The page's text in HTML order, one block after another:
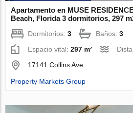
Apartamento en MUSE
Beach, Florida 3 dormitorios, 297
Dormitorios:3 Baños:3
Espacio vital:297 m²
17141 Collins Ave
Property Markets Group